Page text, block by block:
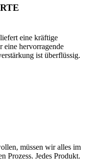
eine kräftige
eine hervorragende
ist überflüssig.
müssen wir alles im
Prozess. Jedes Produkt.